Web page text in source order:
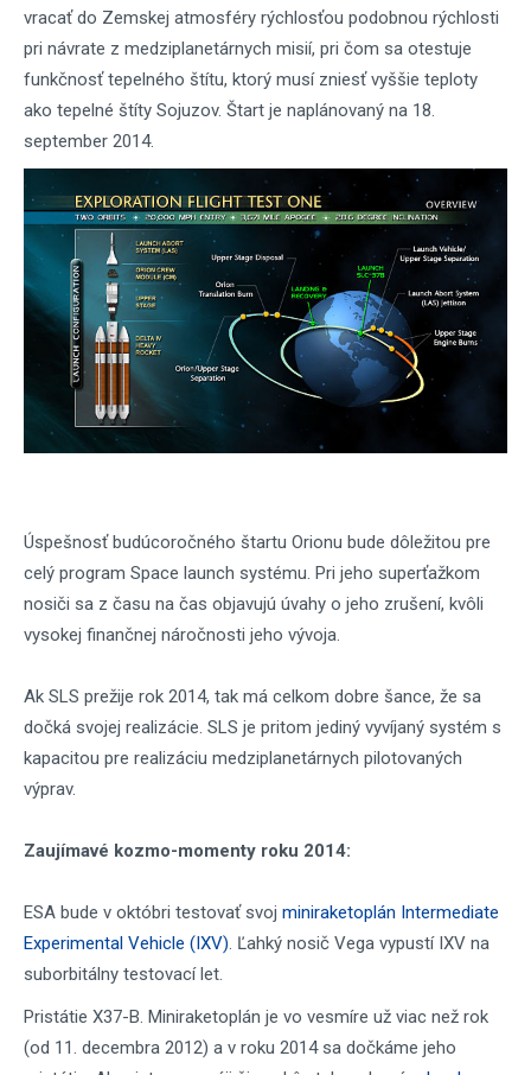
vracať do Zemskej atmosféry rýchlosťou podobnou rýchlosti
pri návrate z medziplanetárnych misií, pri čom sa otestuje
funkčnosť tepelného štítu, ktorý musí zniesť vyššie teploty
ako tepelné štíty Sojuzov. Štart je naplánovaný na 18.
september 2014.
Úspešnosť budúcoročného štartu Orionu bude dôležitou pre
celý program Space launch systému. Pri jeho superťažkom
nosiči sa z času na čas objavujú úvahy o jeho zrušení, kvôli
vysokej finančnej náročnosti jeho vývoja.
Ak SLS prežije rok 2014, tak má celkom dobre šance, že sa
dočká svojej realizácie. SLS je pritom jediný vyvíjaný systém s
kapacitou pre realizáciu medziplanetárnych pilotovaných
výprav.
Zaujímavé kozmo-momenty roku 2014:
ESA bude v októbri testovať svoj miniraketoplán Intermediate
Experimental Vehicle (IXV). Ľahký nosič Vega vypustí IXV na
suborbitálny testovací let.
Pristátie X37-B. Miniraketoplán je vo vesmíre už viac než rok
(od 11. decembra 2012) a v roku 2014 sa dočkáme jeho